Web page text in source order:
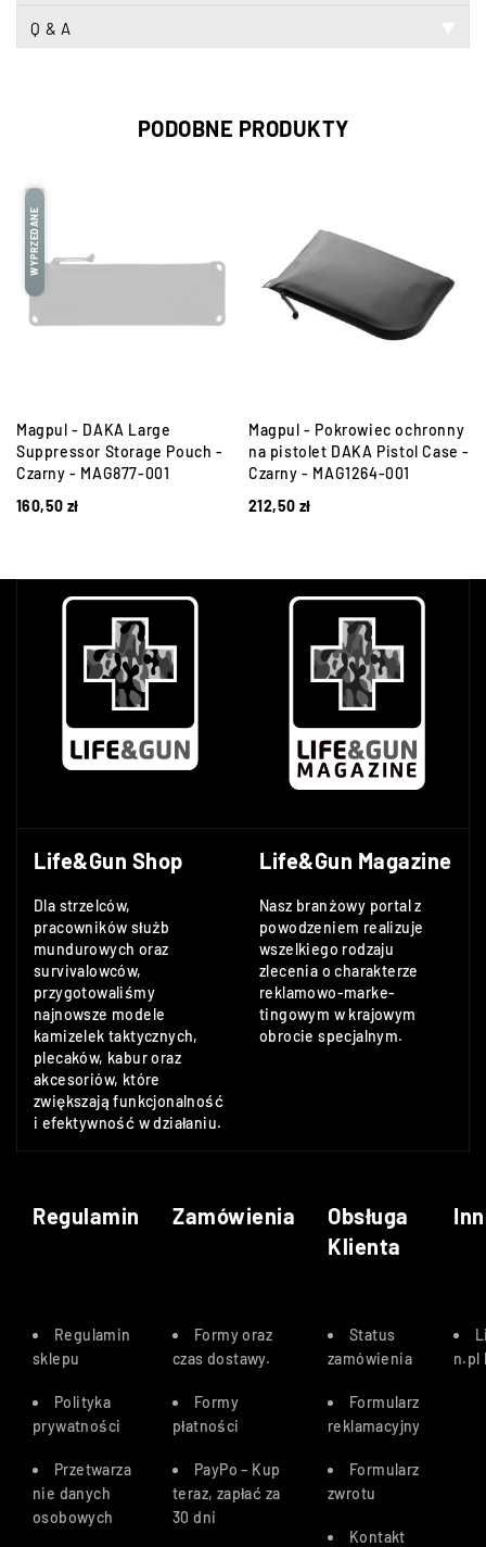
Q & A
PODOBNE PRODUKTY
WYPRZEDANE
Magpul - DAKA Large
Suppressor Storage Pouch -
Czarny - MAG877-001
160,50 zł
Magpul - Pokrowiec ochronny
na pistolet DAKA Pistol Case -
Czarny - MAG1264-001
212,50 zł
Life&Gun Shop
Dla strzelców,
pracowników służb
mundurowych oraz
survivalowców,
przygotowaliśmy
najnowsze modele
kamizelek taktycznych,
plecaków, kabur oraz
akcesoriów, które
zwiększają funkcjonalność
i efektywność w działaniu.
Life&Gun Magazine
Nasz branżowy portal z
powodzeniem realizuje
wszelkiego rodzaju
zlecenia o charakterze
reklamowo-marke-
tingowym w krajowym
obrocie specjalnym.
Regulamin Zamówienia
Obsługa
Klienta
Regulamin
sklepu
Polityka
prywatności
Przetwarza
nie danych
osobowych
Formy oraz
czas dostawy.
Formy
płatności
PayPo – Kup
teraz, zapłać za
30 dni
Status
zamówienia
Formularz
reklamacyjny
Formularz
zwrotu
Kontakt
n.pl